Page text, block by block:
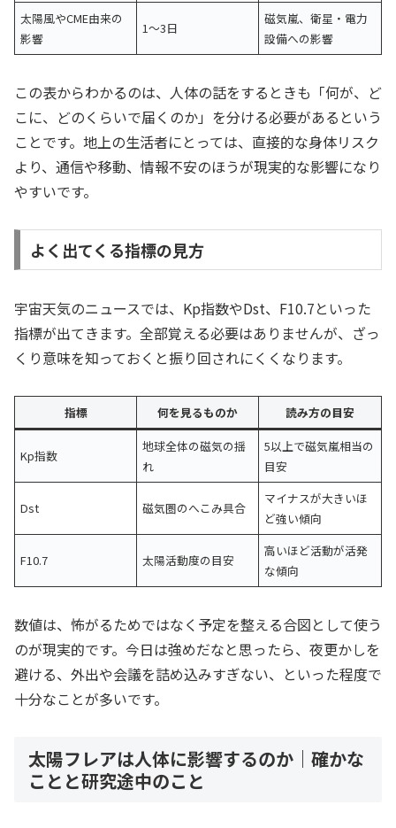
太陽風やCME由来の
影響
1〜3日
磁気嵐、衛星・電力
設備への影響
この表からわかるのは、人体の話をするときも「何が、ど
こに、どのくらいで届くのか」を分ける必要があるという
ことです。地上の生活者にとっては、直接的な身体リスク
より、通信や移動、情報不安のほうが現実的な影響になり
やすいです。
よく出てくる指標の見方
宇宙天気のニュースでは、Kp指数やDst、F10.7といった
指標が出てきます。全部覚える必要はありませんが、ざっ
くり意味を知っておくと振り回されにくくなります。
指標 何を見るものか 読み方の目安
Kp指数
地球全体の磁気の揺
れ
5以上で磁気嵐相当の
目安
Dst 磁気圏のへこみ具合
マイナスが大きいほ
ど強い傾向
F10.7 太陽活動度の目安
高いほど活動が活発
な傾向
数値は、怖がるためではなく予定を整える合図として使う
のが現実的です。今日は強めだなと思ったら、夜更かしを
避ける、外出や会議を詰め込みすぎない、といった程度で
十分なことが多いです。
太陽フレアは人体に影響するのか｜確かな
ことと研究途中のこと